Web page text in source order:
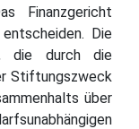
Finanzgericht
Die
die durch die
Stiftungszweck
über